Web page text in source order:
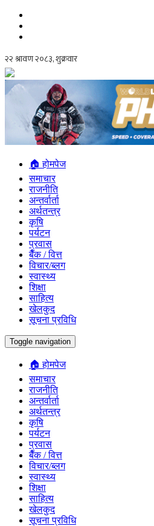
🏠 होमपेज
समाचार
राजनीति
अन्तर्वार्ता
अर्थतन्त्र
कृषि
पर्यटन
प्रवास
बैँक / वित्त
विचार/ब्लग
स्वास्थ्य
शिक्षा
साहित्य
खेलकुद
सूचना प्रविधि
Toggle navigation
🏠 होमपेज
समाचार
राजनीति
अन्तर्वार्ता
अर्थतन्त्र
कृषि
पर्यटन
प्रवास
बैँक / वित्त
विचार/ब्लग
स्वास्थ्य
शिक्षा
साहित्य
खेलकुद
सूचना प्रविधि